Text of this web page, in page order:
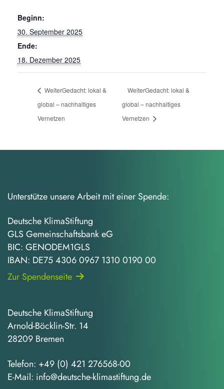
Beginn:
30. September 2025
Ende:
18. Dezember 2025
WeiterGedacht: lokal &
global – nachhaltiges
Vernetzen
WeiterGedacht: lokal &
global – nachhaltiges
Vernetzen
Unterstütze unsere Arbeit mit einer Spende:
Deutsche KlimaStiftung
GLS Gemeinschaftsbank eG
BIC: GENODEM1GLS
IBAN: DE75 4306 0967 1310 0190 00
Zur Spendenseite
Deutsche KlimaStiftung
Arnold-Böcklin-Str. 14
28209 Bremen
Telefon: +49 (0) 421 276568-00
E-Mail: info@deutsche-klimastiftung.de